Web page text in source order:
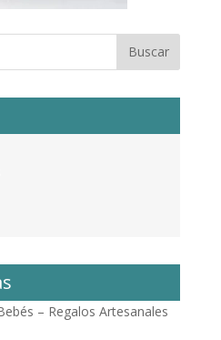
– Regalos Artesanales